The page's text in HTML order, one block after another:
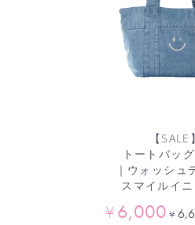
【SALE】
トートバッ
｜ウォッシュ
スマイルイ
¥6,000 ¥